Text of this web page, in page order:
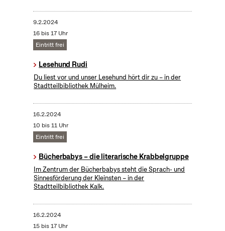
9.2.2024
16 bis 17 Uhr
Eintritt frei
Lesehund Rudi
Du liest vor und unser Lesehund hört dir zu – in der
Stadtteilbibliothek Mülheim.
16.2.2024
10 bis 11 Uhr
Eintritt frei
Bücherbabys – die literarische Krabbelgruppe
Im Zentrum der Bücherbabys steht die Sprach- und
Sinnesförderung der Kleinsten – in der
Stadtteilbibliothek Kalk.
16.2.2024
15 bis 17 Uhr